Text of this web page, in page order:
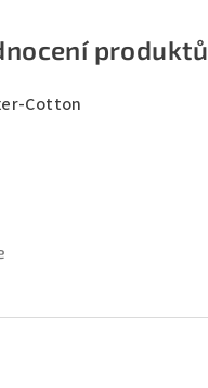
produktů
Cotton
z 5 hvězdiček.
z 5 hvězdiček.
z 5 hvězdiček.